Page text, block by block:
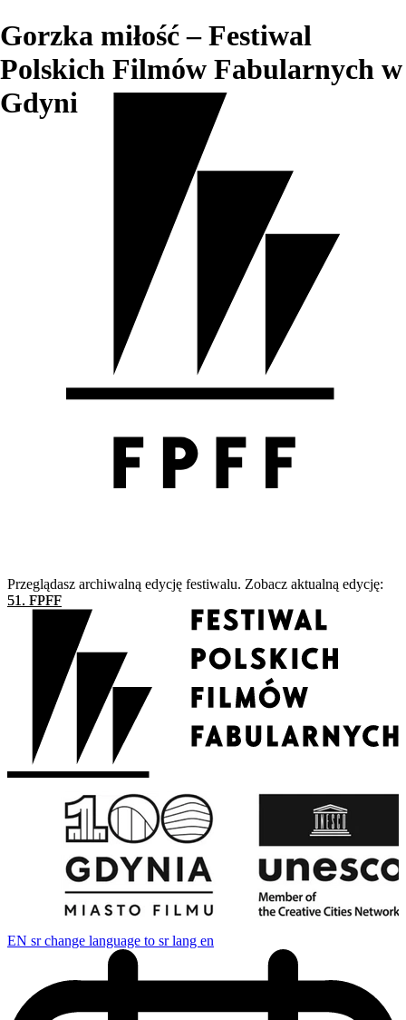
Gorzka miłość – Festiwal
Polskich Filmów Fabularnych w
Gdyni
Przeglądasz archiwalną edycję festiwalu. Zobacz aktualną edycję:
51. FPFF
EN sr change language to sr lang en